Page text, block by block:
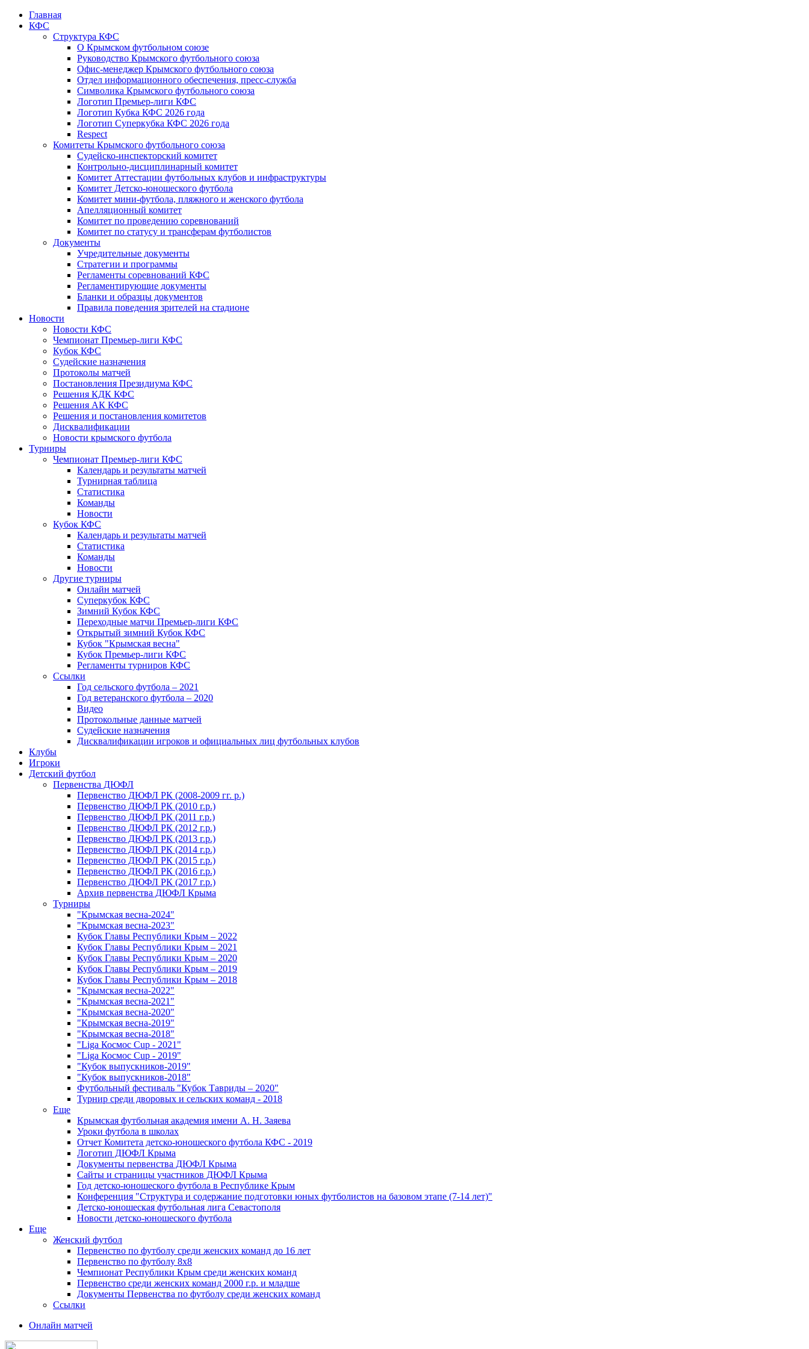
Главная
КФС
Структура КФС
О Крымском футбольном союзе
Руководство Крымского футбольного союза
Офис-менеджер Крымского футбольного союза
Отдел информационного обеспечения, пресс-служба
Символика Крымского футбольного союза
Логотип Премьер-лиги КФС
Логотип Кубка КФС 2026 года
Логотип Суперкубка КФС 2026 года
Respect
Комитеты Крымского футбольного союза
Судейско-инспекторский комитет
Контрольно-дисциплинарный комитет
Комитет Аттестации футбольных клубов и инфраструктуры
Комитет Детско-юношеского футбола
Комитет мини-футбола, пляжного и женского футбола
Апелляционный комитет
Комитет по проведению соревнований
Комитет по статусу и трансферам футболистов
Документы
Учредительные документы
Стратегии и программы
Регламенты соревнований КФС
Регламентирующие документы
Бланки и образцы документов
Правила поведения зрителей на стадионе
Новости
Новости КФС
Чемпионат Премьер-лиги КФС
Кубок КФС
Судейские назначения
Протоколы матчей
Постановления Президиума КФС
Решения КДК КФС
Решения АК КФС
Решения и постановления комитетов
Дисквалификации
Новости крымского футбола
Турниры
Чемпионат Премьер-лиги КФС
Календарь и результаты матчей
Турнирная таблица
Статистика
Команды
Новости
Кубок КФС
Календарь и результаты матчей
Статистика
Команды
Новости
Другие турниры
Онлайн матчей
Суперкубок КФС
Зимний Кубок КФС
Переходные матчи Премьер-лиги КФС
Открытый зимний Кубок КФС
Кубок "Крымская весна"
Кубок Премьер-лиги КФС
Регламенты турниров КФС
Ссылки
Год сельского футбола – 2021
Год ветеранского футбола – 2020
Видео
Протокольные данные матчей
Судейские назначения
Дисквалификации игроков и официальных лиц футбольных клубов
Клубы
Игроки
Детский футбол
Первенства ДЮФЛ
Первенство ДЮФЛ РК (2008-2009 гг. р.)
Первенство ДЮФЛ РК (2010 г.р.)
Первенство ДЮФЛ РК (2011 г.р.)
Первенство ДЮФЛ РК (2012 г.р.)
Первенство ДЮФЛ РК (2013 г.р.)
Первенство ДЮФЛ РК (2014 г.р.)
Первенство ДЮФЛ РК (2015 г.р.)
Первенство ДЮФЛ РК (2016 г.р.)
Первенство ДЮФЛ РК (2017 г.р.)
Архив первенства ДЮФЛ Крыма
Турниры
"Крымская весна-2024"
"Крымская весна-2023"
Кубок Главы Республики Крым – 2022
Кубок Главы Республики Крым – 2021
Кубок Главы Республики Крым – 2020
Кубок Главы Республики Крым – 2019
Кубок Главы Республики Крым – 2018
"Крымская весна-2022"
"Крымская весна-2021"
"Крымская весна-2020"
"Крымская весна-2019"
"Крымская весна-2018"
"Liga Космос Cup - 2021"
"Liga Космос Cup - 2019"
"Кубок выпускников-2019"
"Кубок выпускников-2018"
Футбольный фестиваль "Кубок Тавриды – 2020"
Турнир среди дворовых и сельских команд - 2018
Еще
Крымская футбольная академия имени А. Н. Заяева
Уроки футбола в школах
Отчет Комитета детско-юношеского футбола КФС - 2019
Логотип ДЮФЛ Крыма
Документы первенства ДЮФЛ Крыма
Сайты и страницы участников ДЮФЛ Крыма
Год детско-юношеского футбола в Республике Крым
Конференция "Структура и содержание подготовки юных футболистов на базовом этапе (7-14 лет)"
Детско-юношеская футбольная лига Севастополя
Новости детско-юношеского футбола
Еще
Женский футбол
Первенство по футболу среди женских команд до 16 лет
Первенство по футболу 8х8
Чемпионат Республики Крым среди женских команд
Первенство среди женских команд 2000 г.р. и младше
Документы Первенства по футболу среди женских команд
Ссылки
Онлайн матчей